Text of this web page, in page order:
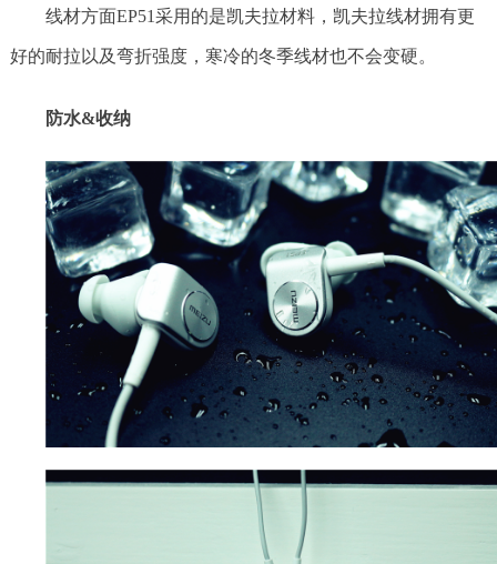
线材方面EP51采用的是凯夫拉材料，凯夫拉线材拥有更
好的耐拉以及弯折强度，寒冷的冬季线材也不会变硬。
防水&收纳